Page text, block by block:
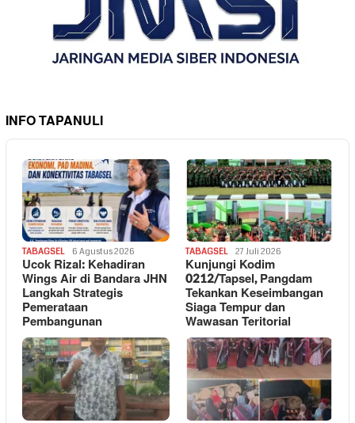
INFO TAPANULI
TABAGSEL 6 Agustus 2026
Ucok Rizal: Kehadiran
Wings Air di Bandara JHN
Langkah Strategis
Pemerataan
Pembangunan
TABAGSEL 27 Juli 2026
Kunjungi Kodim
0212/Tapsel, Pangdam
Tekankan Keseimbangan
Siaga Tempur dan
Wawasan Teritorial